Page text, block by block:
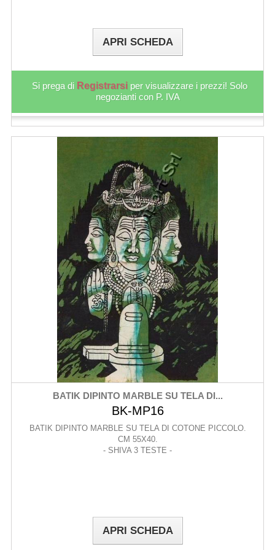
APRI SCHEDA
Si prega di Registrarsi per visualizzare i prezzi! Solo
negozianti con P. IVA
BATIK DIPINTO MARBLE SU TELA DI...
BK-MP16
BATIK DIPINTO MARBLE SU TELA DI COTONE PICCOLO.
CM 55X40.
- SHIVA 3 TESTE -
APRI SCHEDA